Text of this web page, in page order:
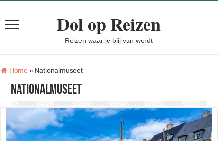
Dol op Reizen
Reizen waar je blij van wordt
Home » Tag:
Nationalmuseet
Nationalmuseet